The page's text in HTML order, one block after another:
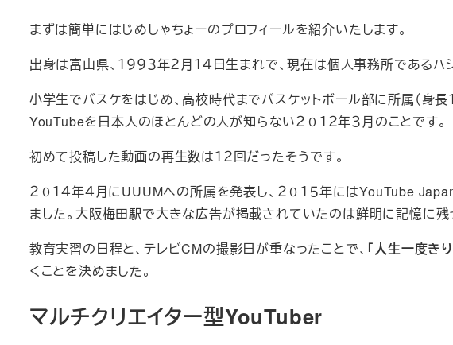
まずは簡単にはじめしゃちょーのプロフィールを紹介いたします。
出身は富山県、１９９３年２月１４日生まれで、現在は個人事務所である
小学生でバスケをはじめ、高校時代までバスケットボール部に所属（身
YouTubeを日本人のほとんどの人が知らない２０１２年３月のことです。
初めて投稿した動画の再生数は１２回だったそうです。
２０１４年４月にUUUMへの所属を発表し、２０１５年にはYouTube
ました。大阪梅田駅で大きな広告が掲載されていたのは鮮明に記憶に残
教育実習の日程と、テレビCMの撮影日が重なったことで、 「人生一度き
くことを決めました。
マルチクリエイター型YouTuber